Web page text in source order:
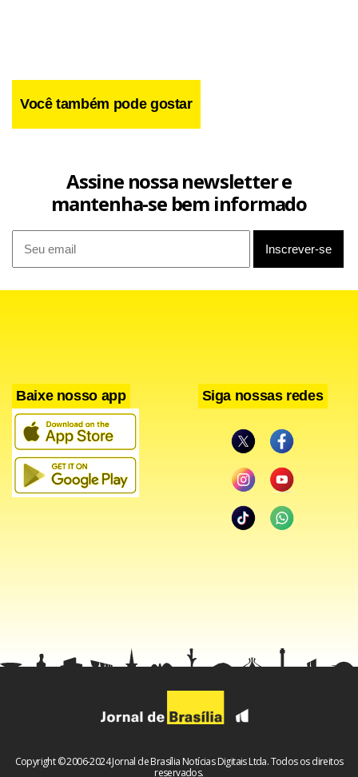
Você também pode gostar
Assine nossa newsletter e
mantenha-se bem informado
Baixe nosso app Siga nossas redes
Copyright © 2006-2024 Jornal de Brasília Notícias Digitais Ltda. Todos os direitos
reservados.